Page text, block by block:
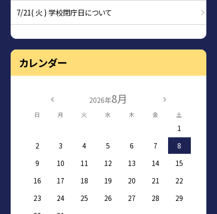
7/21( 火 ) 学校閉庁日について
カレンダー
2026年8月
日 月 火 水 木 金 土
1
2
3 4 5 6 7
8
9
10 11 12 13 14
15
16
17 18 19 20 21
22
23
24 25 26 27 28
29